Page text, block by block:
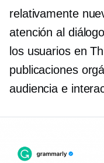
relativamente
atención al
los usuarios en
publicaciones
audiencia e